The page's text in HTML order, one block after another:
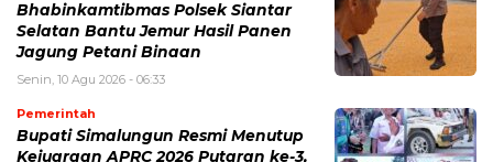
Bhabinkamtibmas Polsek Siantar
Selatan Bantu Jemur Hasil Panen
Jagung Petani Binaan
Senin, 10 Agu 2026 - 06:33
Pemerintah
Bupati Simalungun Resmi Menutup
Kejuaraan APRC 2026 Putaran ke-3,